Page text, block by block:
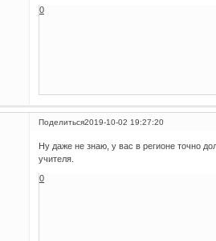
0
Поделиться2019-10-02 19:27:20
Ну даже не знаю, у вас в регионе точно
учителя.
0